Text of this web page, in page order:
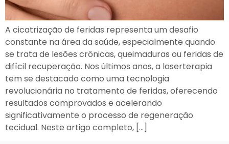
A cicatrização de feridas representa um desafio
constante na área da saúde, especialmente quando
se trata de lesões crônicas, queimaduras ou feridas de
difícil recuperação. Nos últimos anos, a laserterapia
tem se destacado como uma tecnologia
revolucionária no tratamento de feridas, oferecendo
resultados comprovados e acelerando
significativamente o processo de regeneração
tecidual. Neste artigo completo, […]